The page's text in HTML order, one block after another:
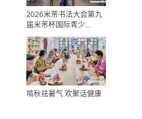
2026米芾书法大会第九
届米芾杯国际青少...
啃秋祛暑气 欢聚话健康